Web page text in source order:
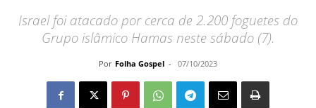
Israel foi atacado por cerca de 2.200 foguetes do
Grupo islâmico Hamas neste sábado (7).
Por Folha Gospel - 07/10/2023